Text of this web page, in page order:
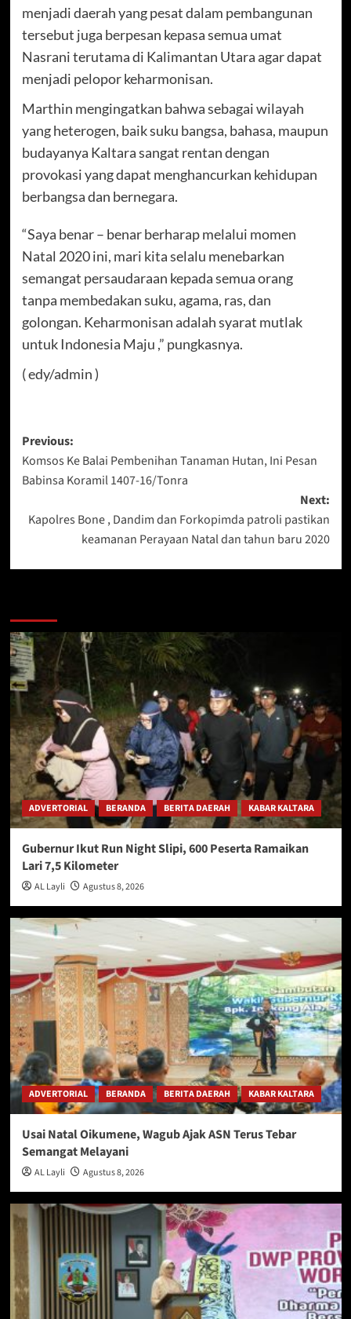
menjadi daerah yang pesat dalam pembangunan
tersebut juga berpesan kepasa semua umat
Nasrani terutama di Kalimantan Utara agar dapat
menjadi pelopor keharmonisan.
Marthin mengingatkan bahwa sebagai wilayah
yang heterogen, baik suku bangsa, bahasa, maupun
budayanya Kaltara sangat rentan dengan
provokasi yang dapat menghancurkan kehidupan
berbangsa dan bernegara.
“Saya benar – benar berharap melalui momen
Natal 2020 ini, mari kita selalu menebarkan
semangat persaudaraan kepada semua orang
tanpa membedakan suku, agama, ras, dan
golongan. Keharmonisan adalah syarat mutlak
untuk Indonesia Maju ,” pungkasnya.
( edy/admin )
Post
navigation
Previous:
Komsos Ke Balai Pembenihan Tanaman Hutan, Ini Pesan
Babinsa Koramil 1407-16/Tonra
Next:
Kapolres Bone , Dandim dan Forkopimda patroli pastikan
keamanan Perayaan Natal dan tahun baru 2020
ADVERTORIAL BERANDA BERITA DAERAH KABAR KALTARA
Gubernur Ikut Run Night Slipi, 600 Peserta Ramaikan
Lari 7,5 Kilometer
AL Layli Agustus 8, 2026
ADVERTORIAL BERANDA BERITA DAERAH KABAR KALTARA
Usai Natal Oikumene, Wagub Ajak ASN Terus Tebar
Semangat Melayani
AL Layli Agustus 8, 2026